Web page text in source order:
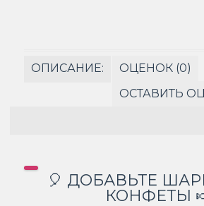
ОПИСАНИЕ:
ОЦЕНОК (0)
ОСТАВИТЬ
🎈 ДОБАВЬТЕ
КОНФЕТЫ